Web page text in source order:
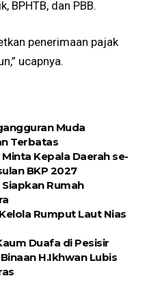
BPHTB, dan PBB.
penerimaan pajak
ucapnya.
Muda
Terbatas
Kepala Daerah se-
BKP 2027
Rumah
Rumput Laut Nias
Duafa di Pesisir
H.Ikhwan Lubis